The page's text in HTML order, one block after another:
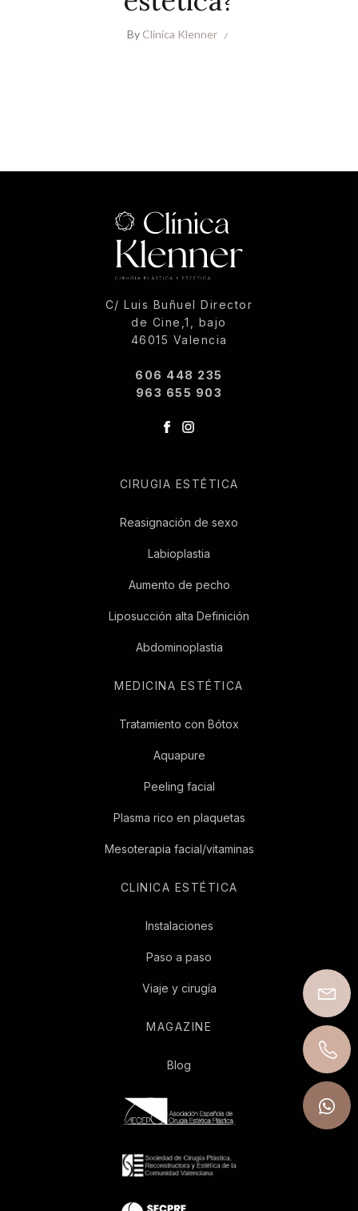
By Clínica Klenner
C/ Luis Buñuel Director
de Cine,1, bajo
46015 Valencia
606 448 235
963 655 903
CIRUGIA ESTÉTICA
Reasignación de sexo
Labioplastia
Aumento de pecho
Liposucción alta Definición
Abdominoplastia
MEDICINA ESTÉTICA
Tratamiento con Bótox
Aquapure
Peeling facial
Plasma rico en plaquetas
Mesoterapia facial/vitaminas
CLINICA ESTÉTICA
Instalaciones
Paso a paso
Viaje y cirugía
MAGAZINE
Blog